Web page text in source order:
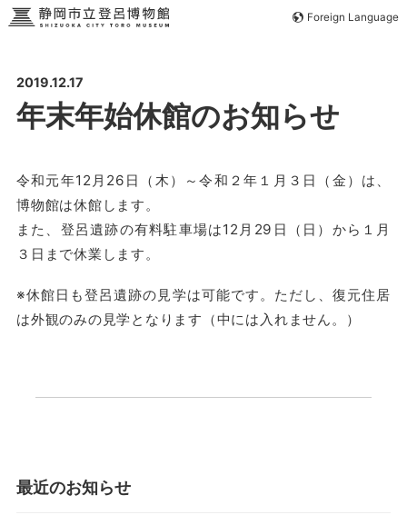
Foreign Language
2019.12.17
年末年始休館のお知らせ
令和元年12月26日（木）～令和２年１月３日（金）は、
博物館は休館します。
また、登呂遺跡の有料駐車場は12月29日（日）から１月
３日まで休業します。
※休館日も登呂遺跡の見学は可能です。ただし、復元住居
は外観のみの見学となります（中には入れません。）
最近のお知らせ